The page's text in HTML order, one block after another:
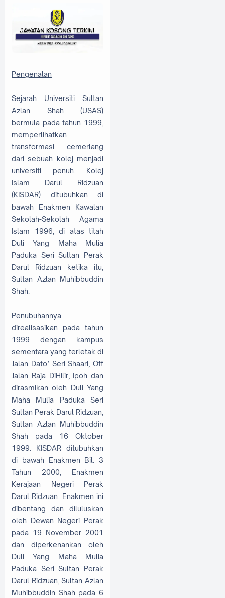
Pengenalan
Sejarah Universiti Sultan
Azlan Shah (USAS)
bermula pada tahun 1999,
memperlihatkan
transformasi cemerlang
dari sebuah kolej menjadi
universiti penuh. Kolej
Islam Darul Ridzuan
(KISDAR) ditubuhkan di
bawah Enakmen Kawalan
Sekolah-Sekolah Agama
Islam 1996, di atas titah
Duli Yang Maha Mulia
Paduka Seri Sultan Perak
Darul Ridzuan ketika itu,
Sultan Azlan Muhibbuddin
Shah.
Penubuhannya
direalisasikan pada tahun
1999 dengan kampus
sementara yang terletak di
Jalan Dato’ Seri Shaari, Off
Jalan Raja DiHilir, Ipoh dan
dirasmikan oleh Duli Yang
Maha Mulia Paduka Seri
Sultan Perak Darul Ridzuan,
Sultan Azlan Muhibbuddin
Shah pada 16 Oktober
1999. KISDAR ditubuhkan
di bawah Enakmen Bil. 3
Tahun 2000, Enakmen
Kerajaan Negeri Perak
Darul Ridzuan. Enakmen ini
dibentang dan diluluskan
oleh Dewan Negeri Perak
pada 19 November 2001
dan diperkenankan oleh
Duli Yang Maha Mulia
Paduka Seri Sultan Perak
Darul Ridzuan, Sultan Azlan
Muhibbuddin Shah pada 6